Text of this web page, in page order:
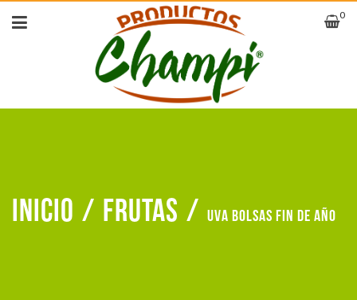
0
Inicio / Frutas / Uva Bolsas fin de año